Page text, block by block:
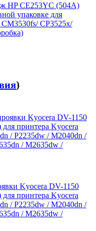
HP CE253YC (504A)
упаковке для
CP3525x/
)
Kyocera DV-1150
принтера Kyocera
/ P2235dw / M2040dn /
/ M2635dw /